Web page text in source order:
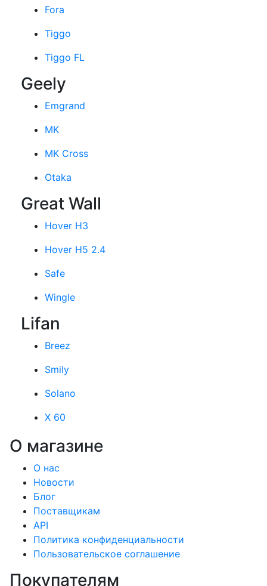
Fora
Tiggo
Tiggo FL
Geely
Emgrand
MK
MK Cross
Otaka
Great Wall
Hover H3
Hover H5 2.4
Safe
Wingle
Lifan
Breez
Smily
Solano
X 60
О магазине
О нас
Новости
Блог
Поставщикам
API
Политика конфиденциальности
Пользовательское соглашение
Покупателям